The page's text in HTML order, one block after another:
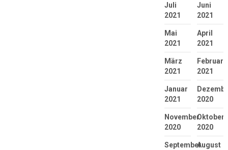
Juli
2021
Juni
2021
Mai
2021
April
2021
März
2021
Februar
2021
Januar
2021
2020
November
2020
Oktober
2020
SeptemberAugust